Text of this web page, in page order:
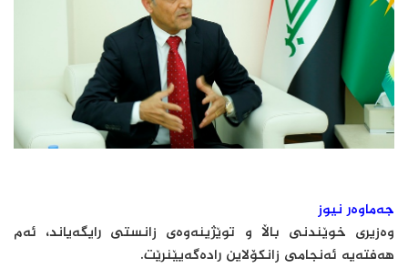
جەماوەر نیوز
وەزیری خوێندنی باڵا و توێژینەوەی زانستی رایگەیاند، ئەم
هەفتەیە ئەنجامی زانکۆلاین رادەگەیێنرێت.